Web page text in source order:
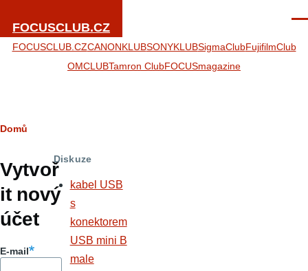
FOCUSCLUB.CZ
FOCUSCLUB.CZCANONKLUBSONYKLUBSigmaClubFujifilmClub
OMCLUBTamron ClubFOCUSmagazine
Hlavní
záložky
Drobečková
navigace
Domů
Vytvoř
it nový
účet
E-mail
Diskuze
kabel USB
s
konektorem
USB mini B
male